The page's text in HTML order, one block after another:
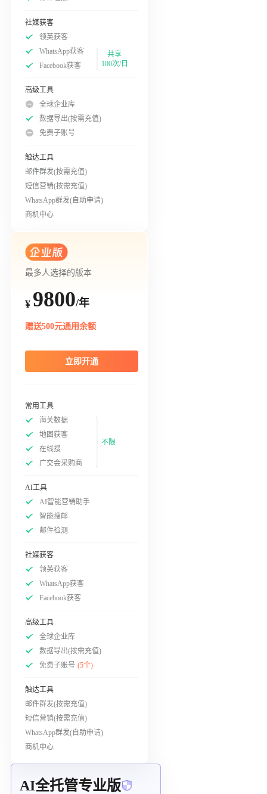
社媒获客
领英获客
WhatsApp获客
Facebook获客
共享
100次/日
高级工具
全球企业库
数据导出(按需充值)
免费子账号
触达工具
邮件群发(按需充值)
短信营销(按需充值)
WhatsApp群发(自助申请)
商机中心
最多人选择的版本
¥ 9800/年
赠送500元通用余额
立即开通
常用工具
海关数据
地图获客
在线搜
广交会采购商
不限
AI工具
AI智能营销助手
智能搜邮
邮件检测
社媒获客
领英获客
WhatsApp获客
Facebook获客
高级工具
全球企业库
数据导出(按需充值)
免费子账号 (5个)
触达工具
邮件群发(按需充值)
短信营销(按需充值)
WhatsApp群发(自助申请)
商机中心
AI全托管专业版